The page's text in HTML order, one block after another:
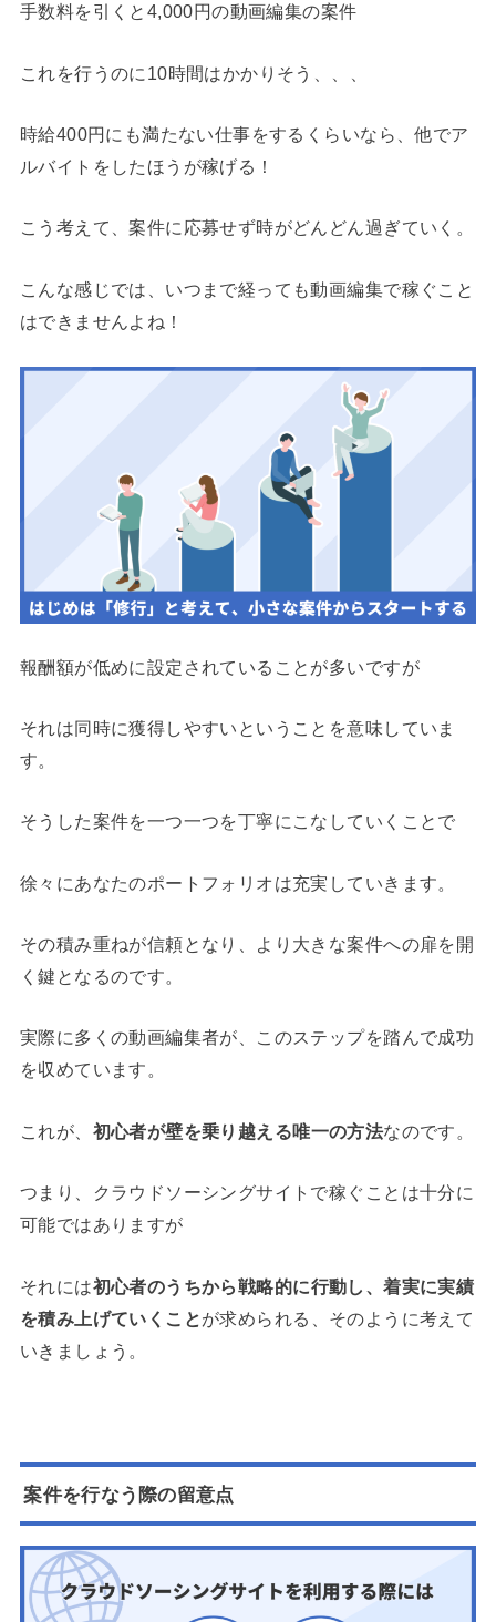
手数料を引くと4,000円の動画編集の案件
これを行うのに10時間はかかりそう、、、
時給400円にも満たない仕事をするくらいなら、他でア
ルバイトをしたほうが稼げる！
こう考えて、案件に応募せず時がどんどん過ぎていく。
こんな感じでは、いつまで経っても動画編集で稼ぐこと
はできませんよね！
報酬額が低めに設定されていることが多いですが
それは同時に獲得しやすいということを意味していま
す。
そうした案件を一つ一つを丁寧にこなしていくことで
徐々にあなたのポートフォリオは充実していきます。
その積み重ねが信頼となり、より大きな案件への扉を開
く鍵となるのです。
実際に多くの動画編集者が、このステップを踏んで成功
を収めています。
これが、 初心者が壁を乗り越える唯一の方法なのです。
つまり、クラウドソーシングサイトで稼ぐことは十分に
可能ではありますが
それには初心者のうちから戦略的に行動し、着実に実績
を積み上げていくことが求められる、そのように考えて
いきましょう。
案件を行なう際の留意点